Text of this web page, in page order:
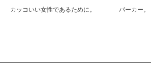
カッコいい女性であるために。 パーカー。